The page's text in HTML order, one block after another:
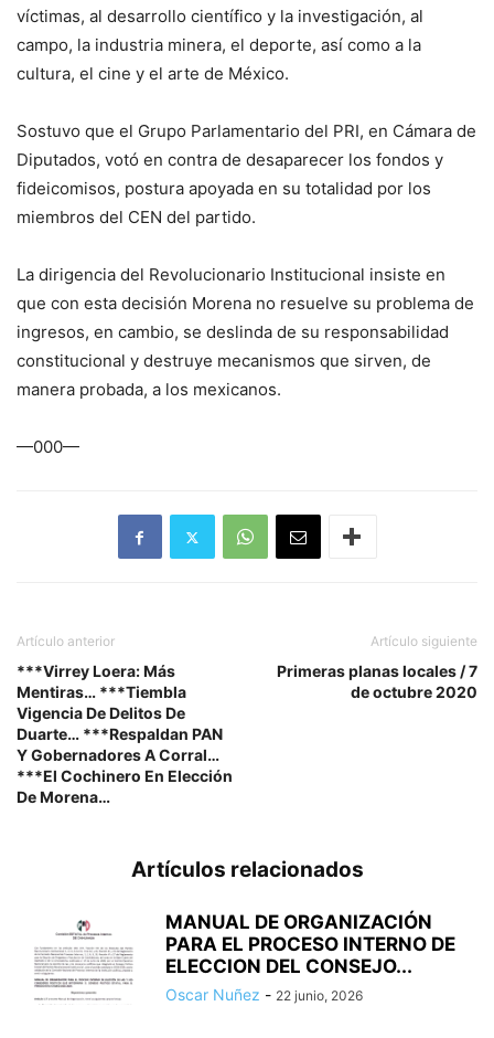
víctimas, al desarrollo científico y la investigación, al
campo, la industria minera, el deporte, así como a la
cultura, el cine y el arte de México.
Sostuvo que el Grupo Parlamentario del PRI, en Cámara de
Diputados, votó en contra de desaparecer los fondos y
fideicomisos, postura apoyada en su totalidad por los
miembros del CEN del partido.
La dirigencia del Revolucionario Institucional insiste en
que con esta decisión Morena no resuelve su problema de
ingresos, en cambio, se deslinda de su responsabilidad
constitucional y destruye mecanismos que sirven, de
manera probada, a los mexicanos.
—000—
Artículo anterior
***Virrey Loera: Más
Mentiras… ***Tiembla
Vigencia De Delitos De
Duarte… ***Respaldan PAN
Y Gobernadores A Corral…
***El Cochinero En Elección
De Morena…
Artículo siguiente
Primeras planas locales / 7
de octubre 2020
Artículos relacionados
MANUAL DE ORGANIZACIÓN
PARA EL PROCESO INTERNO DE
ELECCION DEL CONSEJO...
Oscar Nuñez - 22 junio, 2026